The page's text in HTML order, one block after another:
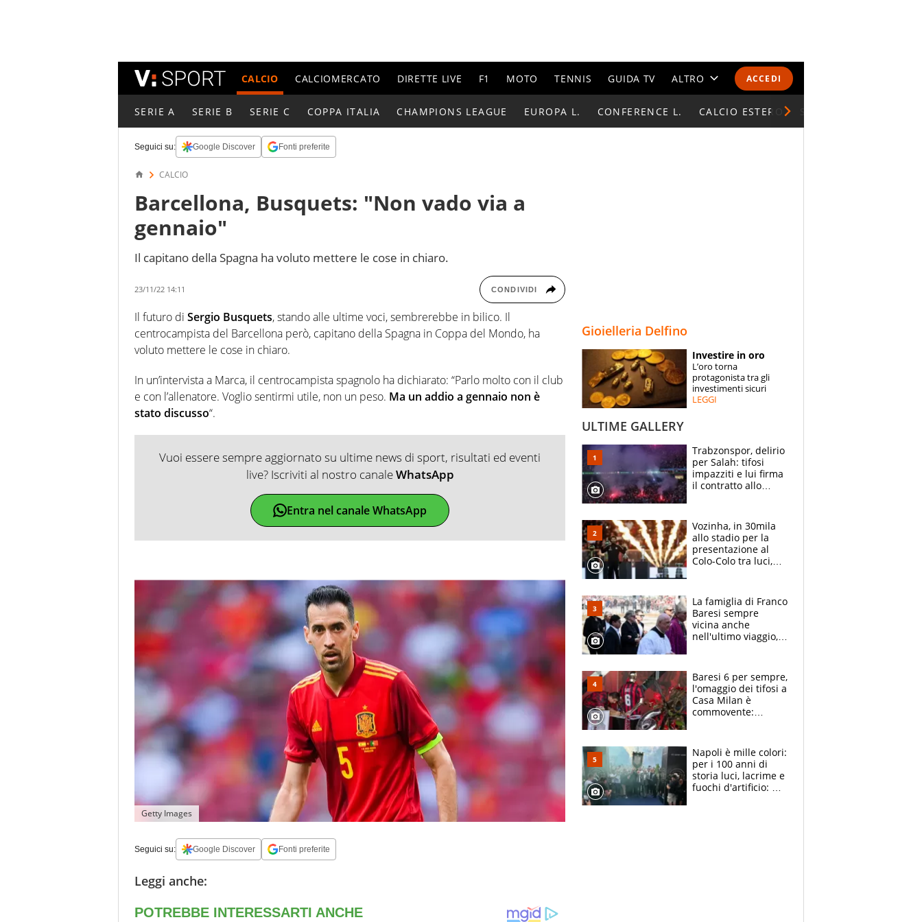
ACCEDI
CALCIO CALCIOMERCATO DIRETTE LIVE F1 MOTO TENNIS GUIDA TV ALTRO
CALENDARI E CLASSIFICHE
ESPERTI
CONTATTI
SERIE A SERIE B SERIE C COPPA ITALIA CHAMPIONS LEAGUE EUROPA L. CONFERENCE L. CALCIO ESTERO
Seguici su: Google Discover Fonti preferite
CALCIO
Barcellona, Busquets: "Non vado via a
gennaio"
Il capitano della Spagna ha voluto mettere le cose in chiaro.
23/11/22 14:11 CONDIVIDI
Il futuro di Sergio Busquets, stando alle ultime voci, sembrerebbe in bilico. Il
centrocampista del Barcellona però, capitano della Spagna in Coppa del Mondo, ha
voluto mettere le cose in chiaro.
In un’intervista a Marca, il centrocampista spagnolo ha dichiarato: “Parlo molto con il club
e con l’allenatore. Voglio sentirmi utile, non un peso. Ma un addio a gennaio non è
stato discusso“.
Vuoi essere sempre aggiornato su ultime news di sport, risultati ed eventi
live? Iscriviti al nostro canaleWhatsApp
Entra nel canale WhatsApp
Getty Images
Seguici su: Google Discover Fonti preferite
Leggi anche:
Gioielleria Delfino
Investire in oro
L’oro torna
protagonista tra gli
investimenti sicuri
LEGGI
ULTIME GALLERY
Trabzonspor, delirio
per Salah: tifosi
impazziti e lui firma
il contratto allo
Vozinha, in 30mila
allo stadio per la
presentazione al
Colo-Colo tra luci,
La famiglia di Franco
Baresi sempre
vicina anche
nell'ultimo viaggio,
circondati
dall'affetto dei tifosi
Baresi 6 per sempre,
l'omaggio dei tifosi a
Casa Milan è
commovente:
bigliettini
Napoli è mille colori:
per i 100 anni di
storia luci, lacrime e
fuochi d'artificio: De